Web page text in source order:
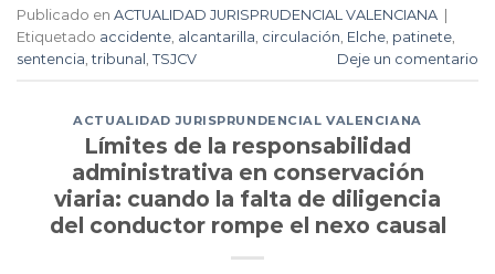
Publicado en ACTUALIDAD JURISPRUDENCIAL VALENCIANA
Etiquetado accidente alcantarilla circulación Elche patinete
sentencia ,tribunal TSJCV Deje un comentario
ACTUALIDAD JURISPRUNDENCIAL VALENCIANA
Límites de la responsabilidad
administrativa en conservación
viaria: cuando la falta de diligencia
del conductor rompe el nexo causal